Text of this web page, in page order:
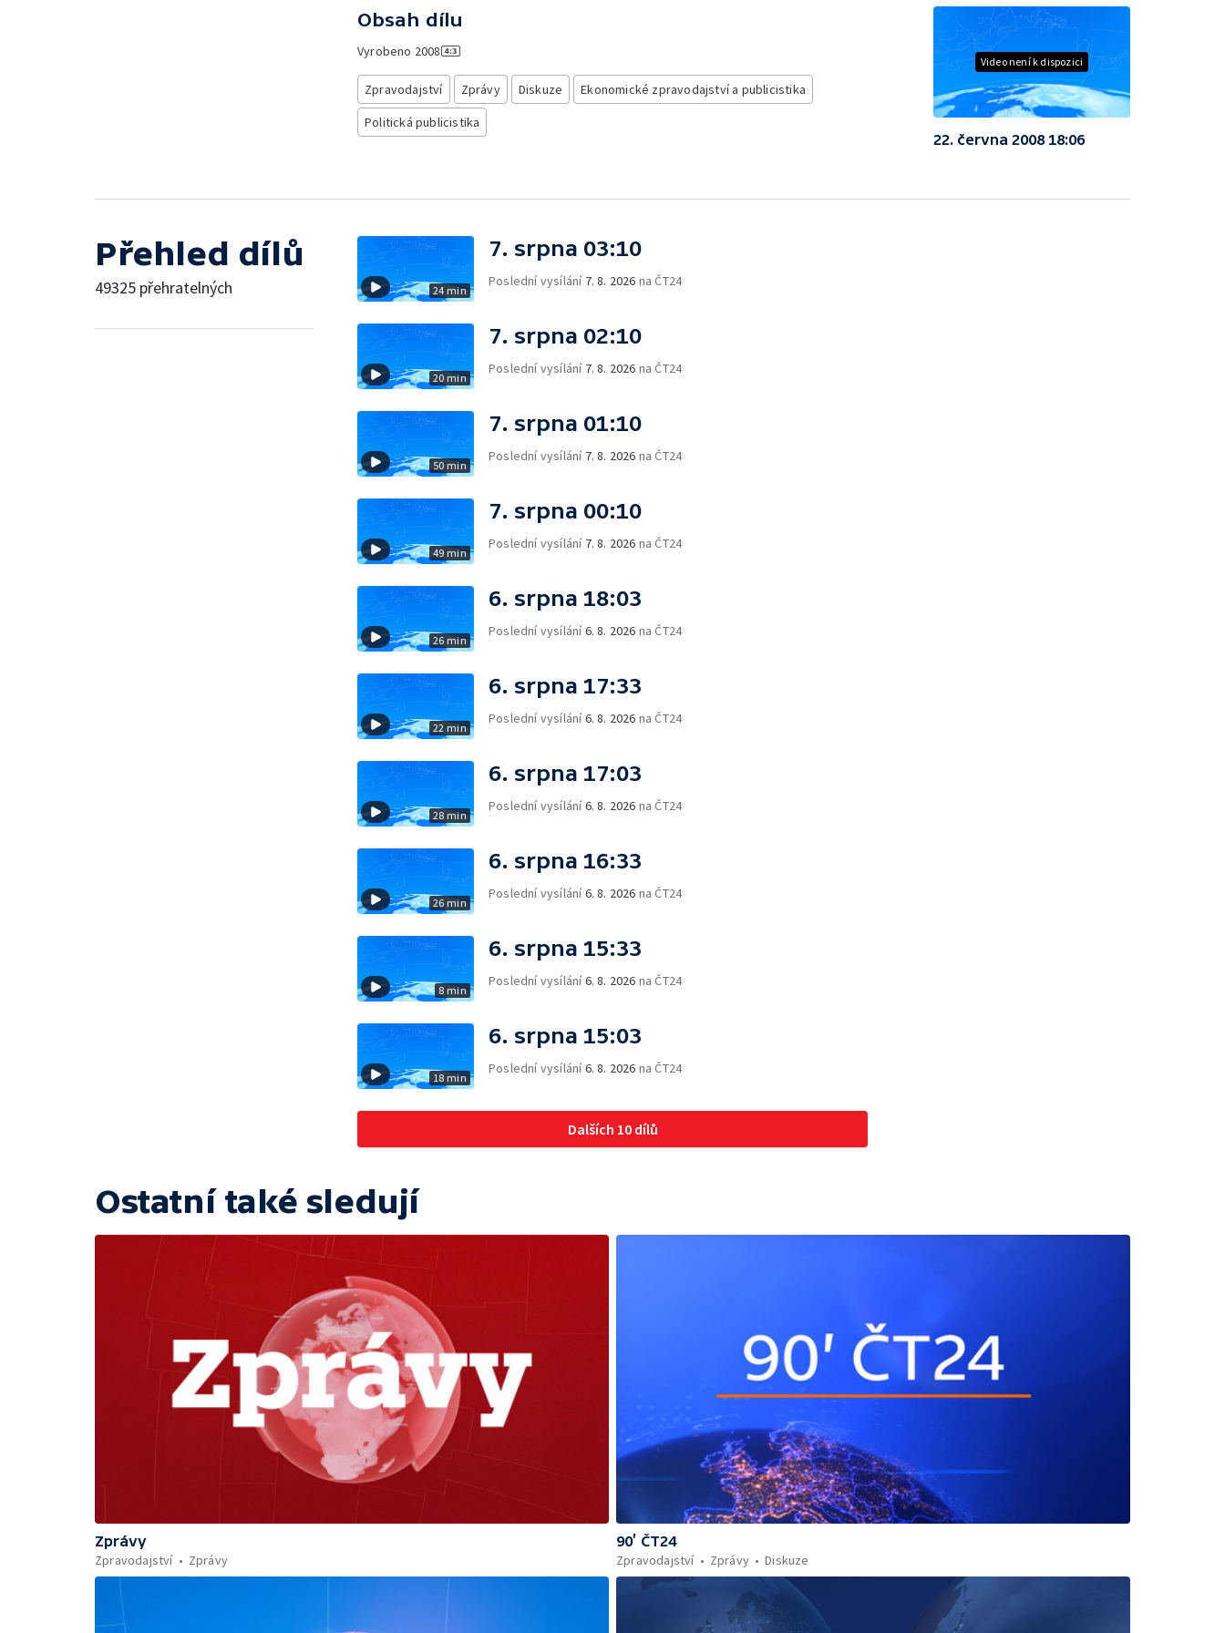
Obsah dílu
Vyrobeno 2008
Zpravodajství Zprávy Diskuze
Ekonomické zpravodajství a publicistika
Politická publicistika
Video není k dispozici
22. června 2008 18:06
Přehled dílů
49325 přehratelných 24 min
7. srpna 03:10
Poslední vysílání 7. 8. 2026 na ČT24
20 min
7. srpna 02:10
Poslední vysílání 7. 8. 2026 na ČT24
50 min
7. srpna 01:10
Poslední vysílání 7. 8. 2026 na ČT24
49 min
7. srpna 00:10
Poslední vysílání 7. 8. 2026 na ČT24
26 min
6. srpna 18:03
Poslední vysílání6. 8. 2026 na ČT24
22 min
6. srpna 17:33
Poslední vysílání6. 8. 2026 na ČT24
28 min
6. srpna 17:03
Poslední vysílání6. 8. 2026 na ČT24
26 min
6. srpna 16:33
Poslední vysílání6. 8. 2026 na ČT24
8 min
6. srpna 15:33
Poslední vysílání6. 8. 2026 na ČT24
18 min
6. srpna 15:03
Poslední vysílání6. 8. 2026 na ČT24
Dalších 10 dílů
Ostatní také sledují
Zprávy
Zpravodajství
Zprávy
90’ ČT24
Zpravodajství
Zprávy Diskuze